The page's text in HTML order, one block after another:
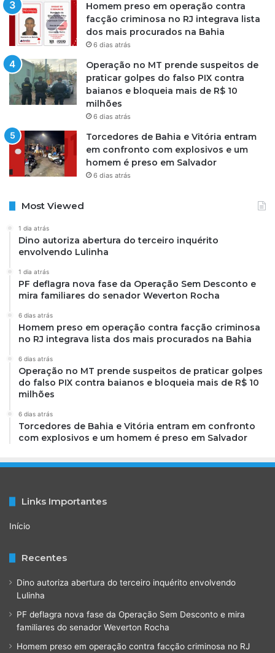
Homem preso em operação contra
facção criminosa no RJ integrava lista
dos mais procurados na Bahia
6 dias atrás
Operação no MT prende suspeitos de
praticar golpes do falso PIX contra
baianos e bloqueia mais de R$ 10
milhões
6 dias atrás
Torcedores de Bahia e Vitória entram
em confronto com explosivos e um
homem é preso em Salvador
6 dias atrás
Most Viewed
1 dia atrás
Dino autoriza abertura do terceiro inquérito
envolvendo Lulinha
1 dia atrás
PF deflagra nova fase da Operação Sem Desconto e
mira familiares do senador Weverton Rocha
6 dias atrás
Homem preso em operação contra facção criminosa
no RJ integrava lista dos mais procurados na Bahia
6 dias atrás
Operação no MT prende suspeitos de praticar golpes
do falso PIX contra baianos e bloqueia mais de R$ 10
milhões
6 dias atrás
Torcedores de Bahia e Vitória entram em confronto
com explosivos e um homem é preso em Salvador
Links Importantes
Início
Recentes
Dino autoriza abertura do terceiro inquérito envolvendo
Lulinha
PF deflagra nova fase da Operação Sem Desconto e mira
familiares do senador Weverton Rocha
Homem preso em operação contra facção criminosa no RJ